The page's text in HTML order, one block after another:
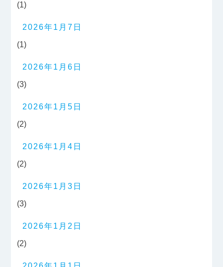
(1)
2026年1月7日
(1)
2026年1月6日
(3)
2026年1月5日
(2)
2026年1月4日
(2)
2026年1月3日
(3)
2026年1月2日
(2)